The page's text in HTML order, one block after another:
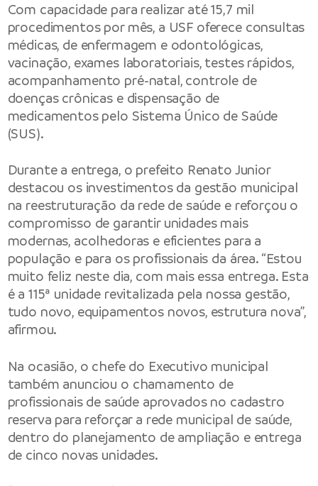
Com capacidade para realizar até 15,7 mil
procedimentos por mês, a USF oferece consultas
médicas, de enfermagem e odontológicas,
vacinação, exames laboratoriais, testes rápidos,
acompanhamento pré-natal, controle de
doenças crônicas e dispensação de
medicamentos pelo Sistema Único de Saúde
(SUS).
Durante a entrega, o prefeito Renato Junior
destacou os investimentos da gestão municipal
na reestruturação da rede de saúde e reforçou o
compromisso de garantir unidades mais
modernas, acolhedoras e eficientes para a
população e para os profissionais da área. “Estou
muito feliz neste dia, com mais essa entrega. Esta
é a 115ª unidade revitalizada pela nossa gestão,
tudo novo, equipamentos novos, estrutura nova”,
afirmou.
Na ocasião, o chefe do Executivo municipal
também anunciou o chamamento de
profissionais de saúde aprovados no cadastro
reserva para reforçar a rede municipal de saúde,
dentro do planejamento de ampliação e entrega
de cinco novas unidades.